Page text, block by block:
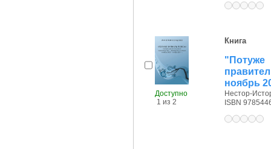
Доступно
1 из 2
Книга
"Потуже
ноябрь
Нестор-
ISBN